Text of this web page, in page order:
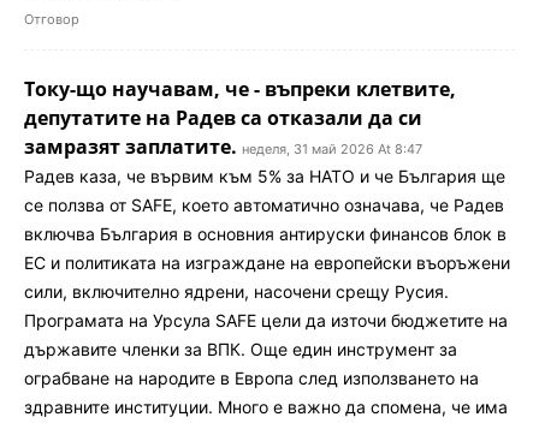
Отговор
Току-що научавам, че - въпреки клетвите,
депутатите на Радев са отказали да си
замразят заплатите. неделя, 31 май 2026 At 8:47
Радев каза, че вървим към 5% за НАТО и че България ще
се ползва от SAFE, което автоматично означава, че Радев
включва България в основния антируски финансов блок в
ЕС и политиката на изграждане на европейски въоръжени
сили, включително ядрени, насочени срещу Русия.
Програмата на Урсула SAFE цели да източи бюджетите на
държавите членки за ВПК. Още един инструмент за
ограбване на народите в Европа след използването на
здравните институции. Много е важно да спомена, че има